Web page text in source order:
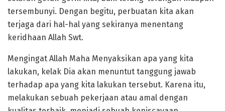
tersembunyi. Dengan begitu, perbuatan kita akan
terjaga dari hal-hal yang sekiranya menentang
keridhaan Allah Swt.
Mengingat Allah Maha Menyaksikan apa yang kita
lakukan, kelak Dia akan menuntut tanggung jawab
terhadap apa yang kita lakukan tersebut. Karena itu,
melakukan sebuah pekerjaan atau amal dengan